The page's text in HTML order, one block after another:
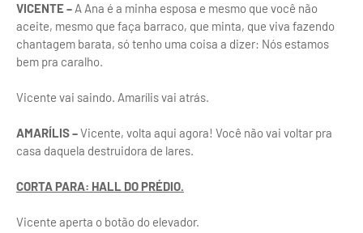
VICENTE – A Ana é a minha esposa e mesmo que você não
aceite, mesmo que faça barraco, que minta, que viva fazendo
chantagem barata, só tenho uma coisa a dizer: Nós estamos
bem pra caralho.
Vicente vai saindo. Amarílis vai atrás.
AMARÍLIS –Vicente, volta aqui agora! Você não vai voltar pra
casa daquela destruidora de lares.
CORTA PARA: HALL DO PRÉDIO.
Vicente aperta o botão do elevador.